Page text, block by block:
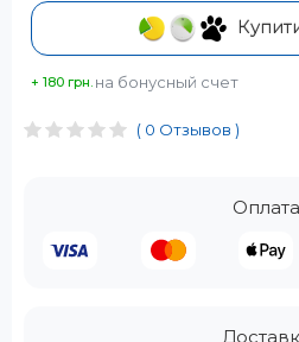
( 0 Отзывов )
Оплата
+ 180 грн. на бонусный счет